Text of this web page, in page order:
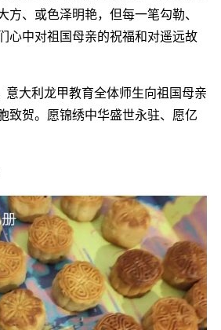
方、或色泽明艳，但每一笔勾勒、
心中对祖国母亲的祝福和对遥远故
大利龙甲教育全体师生向祖国母亲
致贺。愿锦绣中华盛世永驻、愿亿